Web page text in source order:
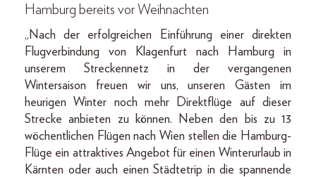
Hamburg bereits vor Weihnachten
„Nach der erfolgreichen Einführung einer direkten
Flugverbindung von Klagenfurt nach Hamburg in
unserem Streckennetz in der vergangenen
Wintersaison freuen wir uns, unseren Gästen im
heurigen Winter noch mehr Direktflüge auf dieser
Strecke anbieten zu können. Neben den bis zu 13
wöchentlichen Flügen nach Wien stellen die Hamburg-
Flüge ein attraktives Angebot für einen Winterurlaub in
Kärnten oder auch einen Städtetrip in die spannende